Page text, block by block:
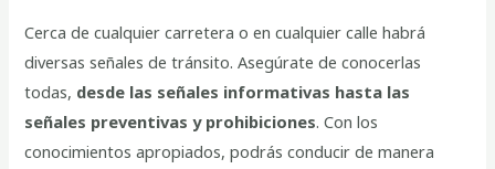
Cerca de cualquier carretera o en cualquier calle habrá
diversas señales de tránsito. Asegúrate de conocerlas
todas, desde las señales informativas hasta las
señales preventivas y prohibiciones. Con los
conocimientos apropiados, podrás conducir de manera